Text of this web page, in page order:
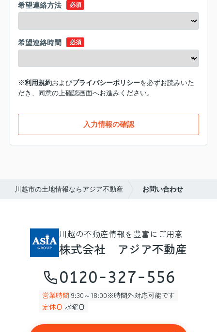
希望連絡方法 必須
希望連絡時間 必須
※利用規約およびプライバシーポリシーを必ずお読みいた
だき、同意の上確認画面へお進みください。
入力情報の確認
川越市の土地情報ならアジア不動産 お問い合わせ
川越の不動産情報を豊富にご用意
株式会社 アジア不動産
0120-327-556
営業時間 9:30～18:00※時間外対応可能です
定休日 水曜日